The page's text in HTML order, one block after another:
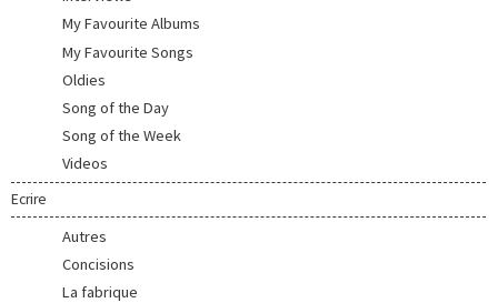
My Favourite Albums
My Favourite Songs
Oldies
Song of the Day
Song of the Week
Videos
Ecrire
Autres
Concisions
La fabrique